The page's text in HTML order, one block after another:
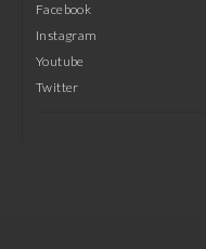
Facebook
Instagram
Youtube
Twitter